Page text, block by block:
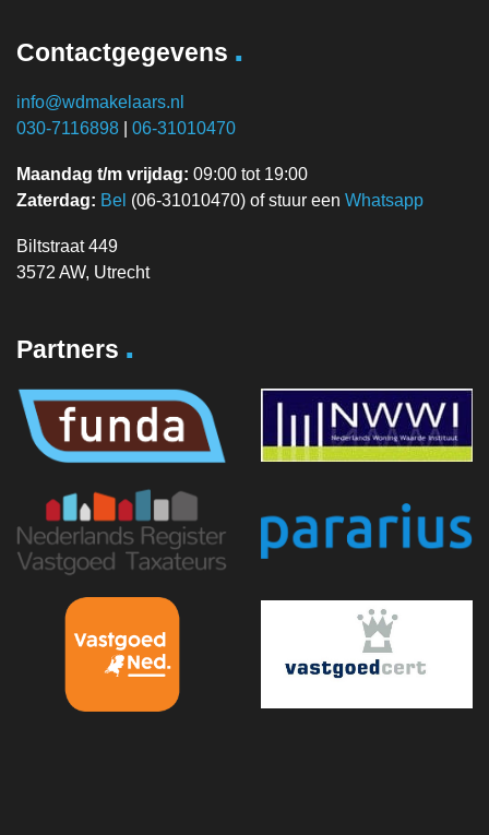
Contactgegevens .
info@wdmakelaars.nl
030-7116898
06-31010470
Maandag t/m vrijdag: 09:00 tot 19:00
Zaterdag: Bel (06-31010470) of stuur een Whatsapp
Biltstraat 449
3572 AW, Utrecht
Partners .